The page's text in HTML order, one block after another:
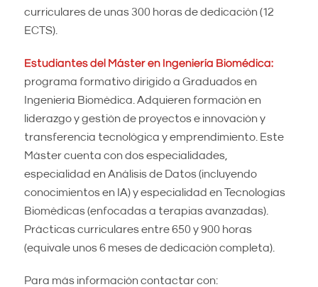
curriculares de unas 300 horas de dedicación (12
ECTS).
Estudiantes del Máster en Ingeniería Biomédica:
programa formativo dirigido a Graduados en
Ingeniería Biomédica. Adquieren formación en
liderazgo y gestión de proyectos e innovación y
transferencia tecnológica y emprendimiento. Este
Máster cuenta con dos especialidades,
especialidad en Análisis de Datos (incluyendo
conocimientos en IA) y especialidad en Tecnologías
Biomédicas (enfocadas a terapias avanzadas).
Prácticas curriculares entre 650 y 900 horas
(equivale unos 6 meses de dedicación completa).
Para más información contactar con: